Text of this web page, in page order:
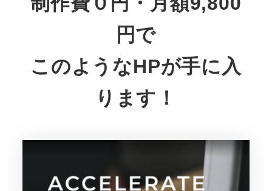
円で
このようなHPが手に入
ります！